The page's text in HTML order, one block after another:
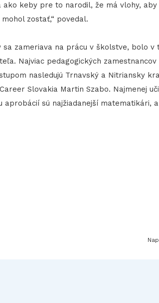
keby pre to narodil, že má vlohy,
zostať,“ povedal.
zameriava na prácu v školstve, bolo v
Najviac pedagogických
nasledujú Trnavský a Nitriansky
Slovakia Martin Szabo. Najmenej
aprobácií sú najžiadanejší matematikári,